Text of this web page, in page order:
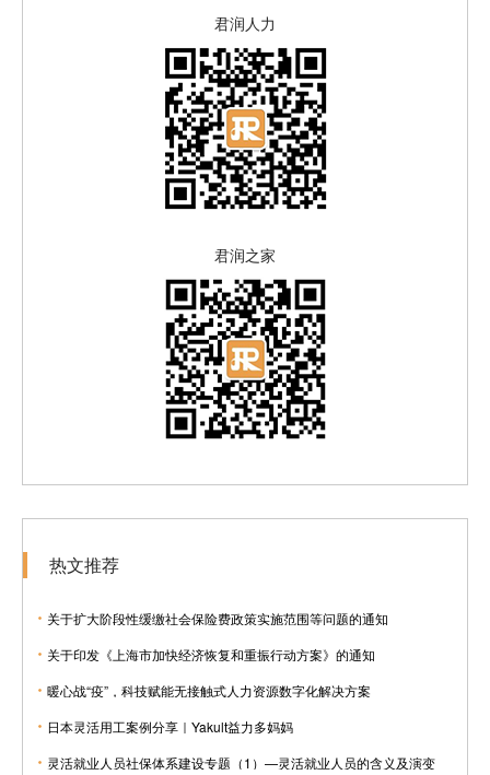
君润人力
君润之家
热文推荐
关于扩大阶段性缓缴社会保险费政策实施范围等问题的通知
关于印发《上海市加快经济恢复和重振行动方案》的通知
暖心战“疫”，科技赋能无接触式人力资源数字化解决方案
日本灵活用工案例分享｜Yakult益力多妈妈
灵活就业人员社保体系建设专题（1）—灵活就业人员的含义及演变